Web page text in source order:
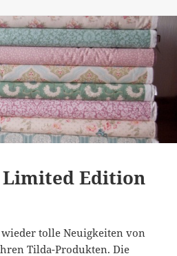
Edition
wieder tolle Neuigkeiten von
Tilda-Produkten. Die